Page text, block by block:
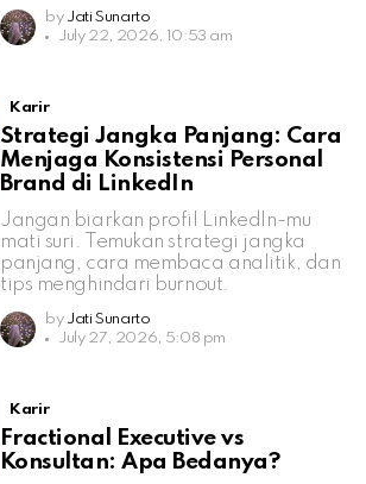
by Jati Sunarto
July 22, 2026, 10:53 am
Karir
Strategi Jangka Panjang: Cara
Menjaga Konsistensi Personal
Brand di LinkedIn
Jangan biarkan profil LinkedIn-mu
mati suri. Temukan strategi jangka
panjang, cara membaca analitik, dan
tips menghindari burnout.
by Jati Sunarto
July 27, 2026, 5:08 pm
Karir
Fractional Executive vs
Konsultan: Apa Bedanya?